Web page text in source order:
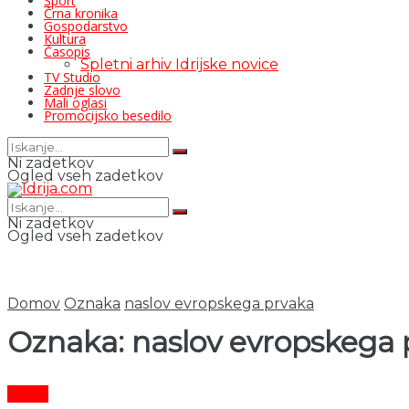
Črna kronika
Gospodarstvo
Kultura
Časopis
Spletni arhiv Idrijske novice
TV Studio
Zadnje slovo
Mali oglasi
Promocijsko besedilo
Ni zadetkov
Ogled vseh zadetkov
Ni zadetkov
Ogled vseh zadetkov
Domov Oznaka naslov evropskega prvaka
Oznaka: naslov evropskega